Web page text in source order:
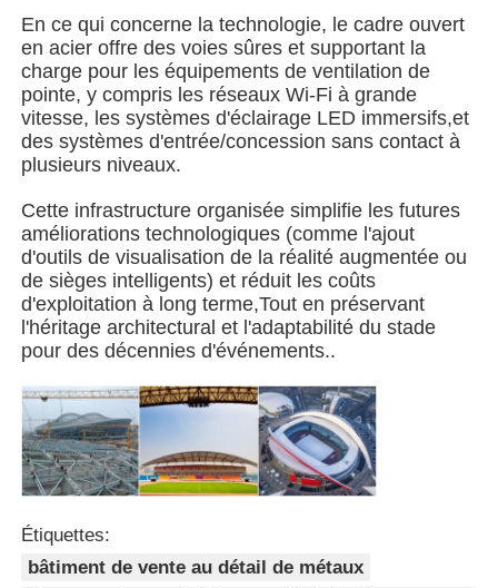
Demande de soumission
Bâtiment de structure en acier
Atelier de structure en acier
entrepôt de structures en acier
Entrepôt de structures en acier
Structure métallique lourde
Pont de structure en acier
Poulailler à structure métallique
En ce qui concerne la technologie, le cadre ouvert
en acier offre des voies sûres et supportant la
charge pour les équipements de ventilation de
pointe, y compris les réseaux Wi-Fi à grande
vitesse, les systèmes d'éclairage LED immersifs,et
des systèmes d'entrée/concession sans contact à
plusieurs niveaux.
Cette infrastructure organisée simplifie les futures
améliorations technologiques (comme l'ajout
d'outils de visualisation de la réalité augmentée ou
de sièges intelligents) et réduit les coûts
d'exploitation à long terme,Tout en préservant
l'héritage architectural et l'adaptabilité du stade
pour des décennies d'événements..
Étiquettes:
bâtiment de vente au détail de métaux